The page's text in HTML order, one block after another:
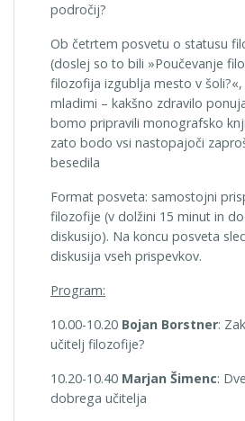
področij?
Ob četrtem posvetu o statusu
(doslej so to bili »Poučevanje
filozofija izgublja mesto v
mladimi – kakšno zdravilo
bomo pripravili monografsko
zato bodo vsi nastopajoči
besedila
Format posveta: samostojni
filozofije (v dolžini 15 minut in
diskusijo). Na koncu posveta
diskusija vseh prispevkov.
Program:
10.00-10.20 Bojan Borstner:
učitelj filozofije?
10.20-10.40 Marjan Šimenc:
dobrega učitelja